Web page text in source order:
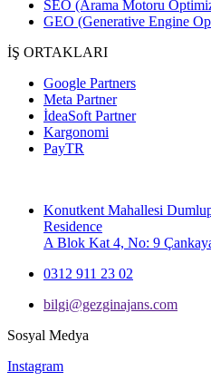
SEO (Arama Motoru
GEO (Generative Engine
İŞ ORTAKLARI
Google Partners
Meta Partner
İdeaSoft Partner
Kargonomi
PayTR
Konutkent Mahallesi
Residence
A Blok Kat 4, No: 9
0312 911 23 02
bilgi@gezginajans.com
Sosyal Medya
Instagram